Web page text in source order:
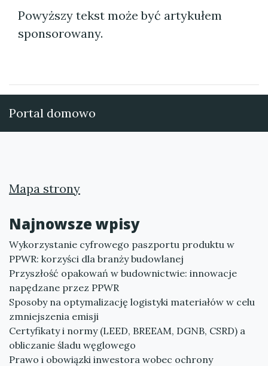
Powyższy tekst może być artykułem
sponsorowany.
Portal domowo
Mapa strony
Najnowsze wpisy
Wykorzystanie cyfrowego paszportu produktu w
PPWR: korzyści dla branży budowlanej
Przyszłość opakowań w budownictwie: innowacje
napędzane przez PPWR
Sposoby na optymalizację logistyki materiałów w celu
zmniejszenia emisji
Certyfikaty i normy (LEED, BREEAM, DGNB, CSRD) a
obliczanie śladu węglowego
Prawo i obowiązki inwestora wobec ochrony